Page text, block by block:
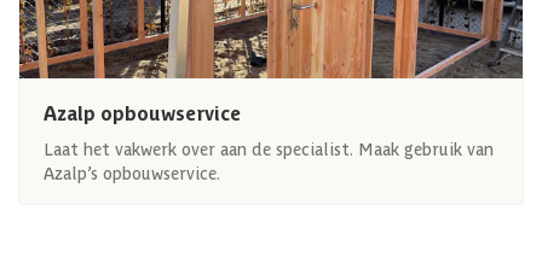
Azalp opbouwservice
Laat het vakwerk over aan de specialist. Maak gebruik van
Azalp’s opbouwservice.